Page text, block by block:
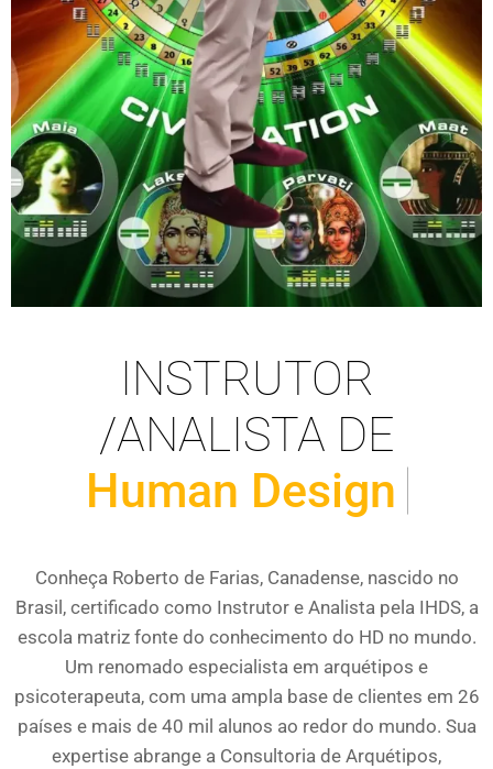
INSTRUTOR
/ANALISTA DE
Human Design
Conheça Roberto de Farias, Canadense, nascido no
Brasil, certificado como Instrutor e Analista pela IHDS, a
escola matriz fonte do conhecimento do HD no mundo.
Um renomado especialista em arquétipos e
psicoterapeuta, com uma ampla base de clientes em 26
países e mais de 40 mil alunos ao redor do mundo. Sua
expertise abrange a Consultoria de Arquétipos,